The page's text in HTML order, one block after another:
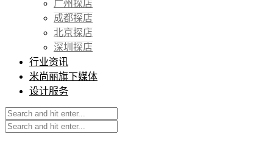
广州探店
成都探店
北京探店
深圳探店
行业资讯
米尚丽旗下媒体
设计服务